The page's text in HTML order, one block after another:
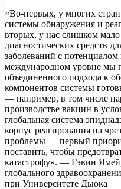
«Во-первых, у многих
системы обнаружения и
вторых, у нас слишком
диагностических средств
заболеваний с
международном уровне мы
объединенного подхода к
компонентов системы
— например, в том числе
производстве вакцин в
глобальная система
корпус реагирования на
проблемы — первый
поставить, чтобы
катастрофу». — Гэвин
глобального
при Университете Дьюка